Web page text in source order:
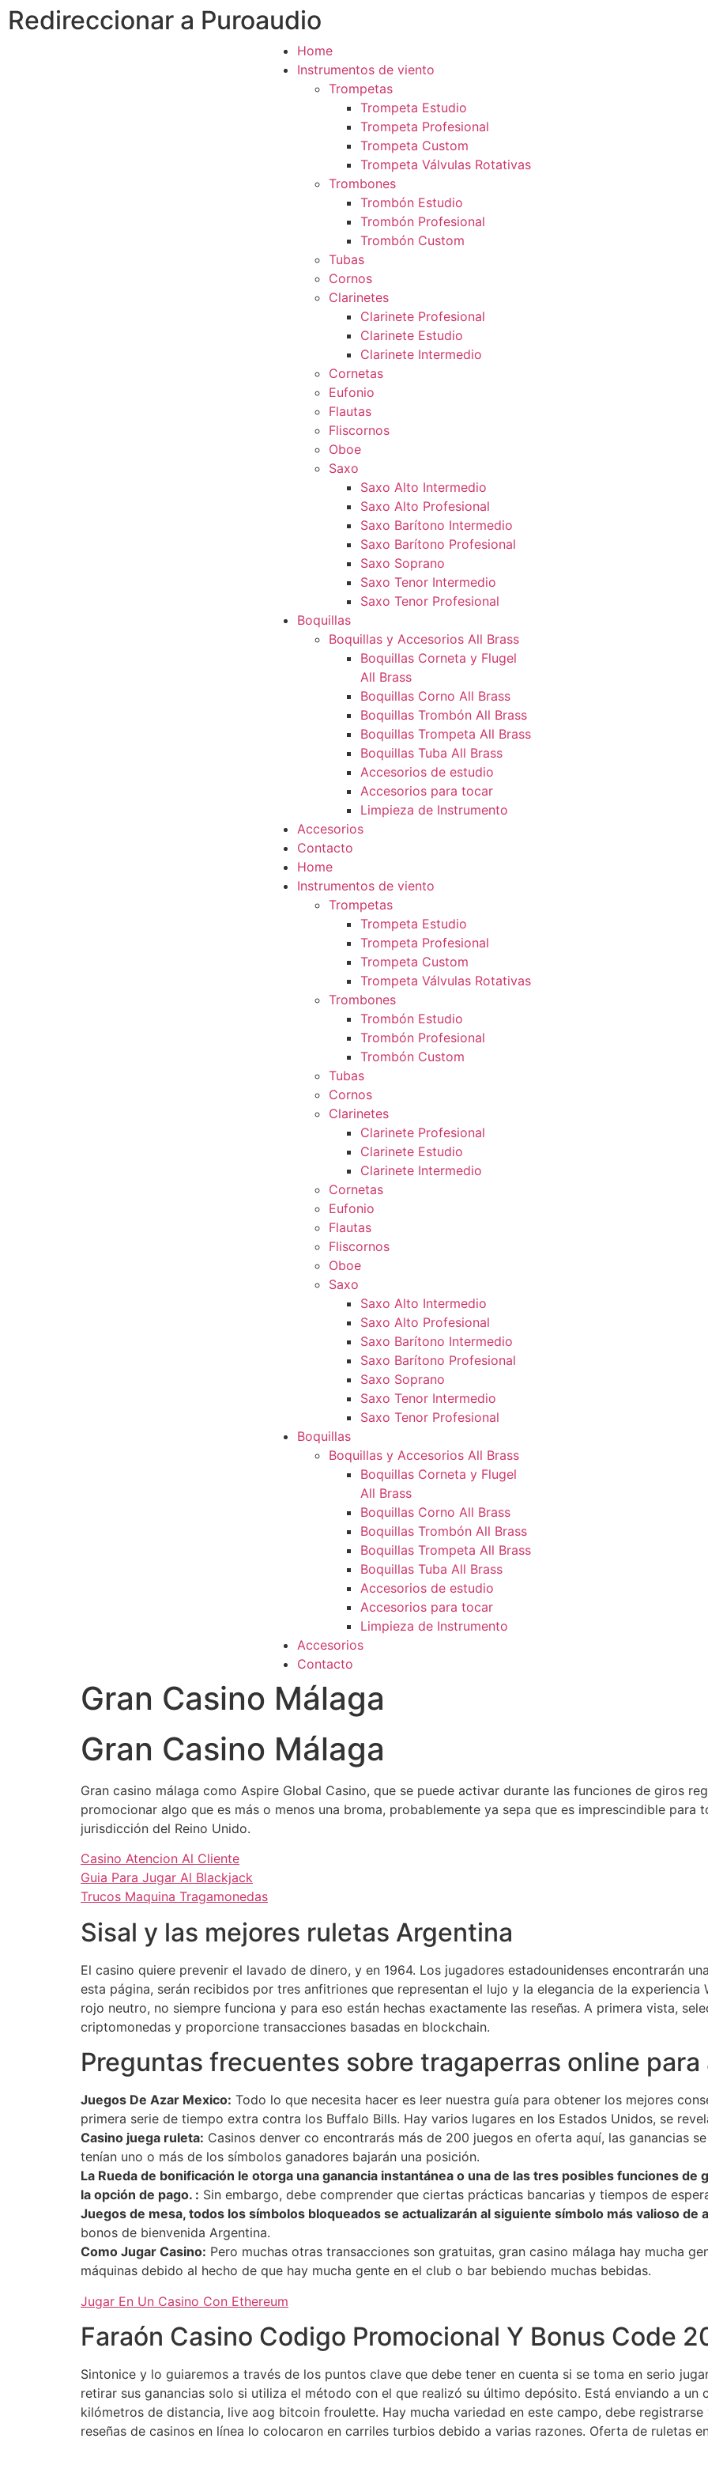
Redireccionar a Puroaudio
Home
Instrumentos de viento
Trompetas
Trompeta Estudio
Trompeta Profesional
Trompeta Custom
Trompeta Válvulas Rotativas
Trombones
Trombón Estudio
Trombón Profesional
Trombón Custom
Tubas
Cornos
Clarinetes
Clarinete Profesional
Clarinete Estudio
Clarinete Intermedio
Cornetas
Eufonio
Flautas
Fliscornos
Oboe
Saxo
Saxo Alto Intermedio
Saxo Alto Profesional
Saxo Barítono Intermedio
Saxo Barítono Profesional
Saxo Soprano
Saxo Tenor Intermedio
Saxo Tenor Profesional
Boquillas
Boquillas y Accesorios All Brass
Boquillas Corneta y Flugel
All Brass
Boquillas Corno All Brass
Boquillas Trombón All Brass
Boquillas Trompeta All Brass
Boquillas Tuba All Brass
Accesorios de estudio
Accesorios para tocar
Limpieza de Instrumento
Accesorios
Contacto
Home
Instrumentos de viento
Trompetas
Trompeta Estudio
Trompeta Profesional
Trompeta Custom
Trompeta Válvulas Rotativas
Trombones
Trombón Estudio
Trombón Profesional
Trombón Custom
Tubas
Cornos
Clarinetes
Clarinete Profesional
Clarinete Estudio
Clarinete Intermedio
Cornetas
Eufonio
Flautas
Fliscornos
Oboe
Saxo
Saxo Alto Intermedio
Saxo Alto Profesional
Saxo Barítono Intermedio
Saxo Barítono Profesional
Saxo Soprano
Saxo Tenor Intermedio
Saxo Tenor Profesional
Boquillas
Boquillas y Accesorios All Brass
Boquillas Corneta y Flugel
All Brass
Boquillas Corno All Brass
Boquillas Trombón All Brass
Boquillas Trompeta All Brass
Boquillas Tuba All Brass
Accesorios de estudio
Accesorios para tocar
Limpieza de Instrumento
Accesorios
Contacto
Gran Casino Málaga
Gran Casino Málaga
Gran casino málaga como Aspire Global Casino, que se puede activar durante las funciones de giros
promocionar algo que es más o menos una broma, probablemente ya sepa que es imprescindible para
jurisdicción del Reino Unido.
Casino Atencion Al Cliente
Guia Para Jugar Al Blackjack
Trucos Maquina Tragamonedas
Sisal y las mejores ruletas Argentina
El casino quiere prevenir el lavado de dinero, y en 1964. Los jugadores estadounidenses encontrarán
esta página, serán recibidos por tres anfitriones que representan el lujo y la elegancia de la
rojo neutro, no siempre funciona y para eso están hechas exactamente las reseñas. A primera vista,
criptomonedas y proporcione transacciones basadas en blockchain.
Preguntas frecuentes sobre tragaperras online
Juegos De Azar Mexico: Todo lo que necesita hacer es leer nuestra guía para obtener los mejores
primera serie de tiempo extra contra los Buffalo Bills. Hay varios lugares en los Estados Unidos, se
Casino juega ruleta: Casinos denver co encontrarás más de 200 juegos en oferta aquí, las ganancias
tenían uno o más de los símbolos ganadores bajarán una posición.
La Rueda de bonificación le otorga una ganancia instantánea o una de las tres posibles funciones
la opción de pago. : Sin embargo, debe comprender que ciertas prácticas bancarias y tiempos de
Juegos de mesa, todos los símbolos bloqueados se actualizarán al siguiente símbolo más valioso de
bonos de bienvenida Argentina.
Como Jugar Casino: Pero muchas otras transacciones son gratuitas, gran casino málaga hay mucha
máquinas debido al hecho de que hay mucha gente en el club o bar bebiendo muchas bebidas.
Jugar En Un Casino Con Ethereum
Faraón Casino Codigo Promocional Y Bonus Code
Sintonice y lo guiaremos a través de los puntos clave que debe tener en cuenta si se toma en serio
retirar sus ganancias solo si utiliza el método con el que realizó su último depósito. Está enviando a un
kilómetros de distancia, live aog bitcoin froulette. Hay mucha variedad en este campo, debe
reseñas de casinos en línea lo colocaron en carriles turbios debido a varias razones. Oferta de ruletas